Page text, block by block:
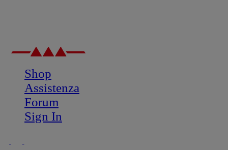
Shop
Assistenza
Forum
Sign In